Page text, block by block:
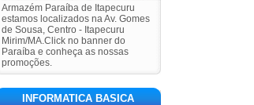
Armazém Paraíba de Itapecuru
estamos localizados na Av. Gomes
de Sousa, Centro - Itapecuru
Mirim/MA.Click no banner do
Paraíba e conheça as nossas
promoções.
INFORMATICA BASICA